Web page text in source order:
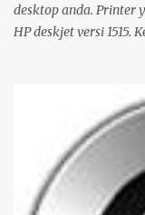
desktop anda. Printer
HP deskjet versi 1515.
open source seperti
langkah untuk
ini bisa juga
saya tidak bisa
operasi Linux (
instalasi dan setting